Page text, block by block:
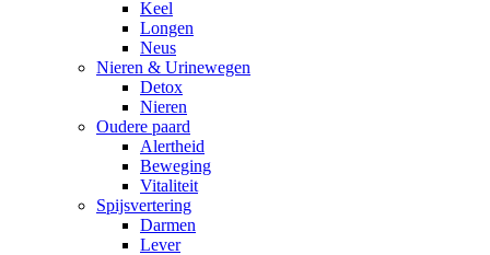
Keel
Longen
Neus
Nieren & Urinewegen
Detox
Nieren
Oudere paard
Alertheid
Beweging
Vitaliteit
Spijsvertering
Darmen
Lever